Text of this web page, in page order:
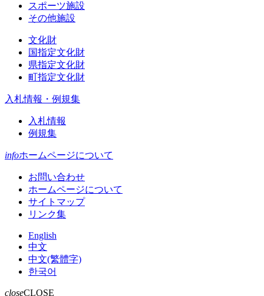
スポーツ施設
その他施設
文化財
国指定文化財
県指定文化財
町指定文化財
入札情報・例規集
入札情報
例規集
infoホームページについて
お問い合わせ
ホームページについて
サイトマップ
リンク集
English
中文
中文(繁體字)
한국어
closeCLOSE